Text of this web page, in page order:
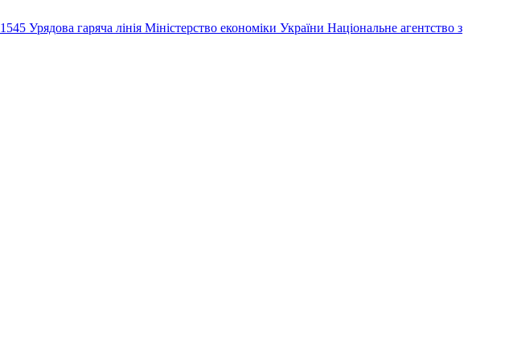
1545 Урядова гаряча лінія Міністерство економіки України Національне агентство з